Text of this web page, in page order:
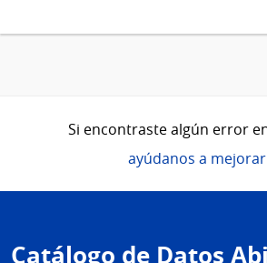
Si encontraste algún error
ayúdanos a
deCatálogo de Datos